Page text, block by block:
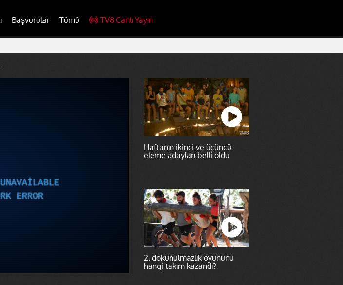
Başvurular Tümü TV8 Canlı Yayın
ERROR
Haftanın ikinci ve üçüncü
eleme adayları belli oldu
2. dokunulmazlık oyununu
hangi takım kazandı?